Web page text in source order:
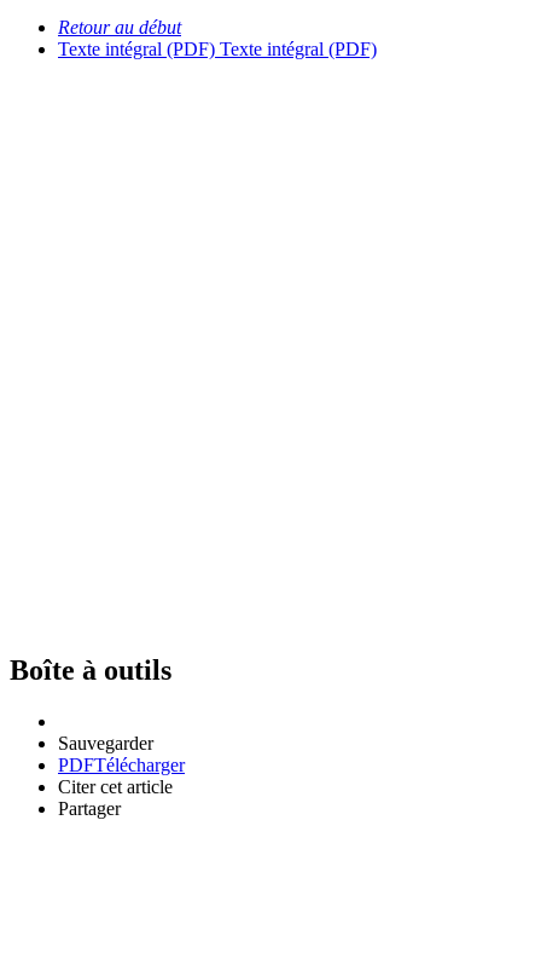
Retour au début
Texte intégral (PDF) Texte intégral (PDF)
Boîte à outils
Sauvegarder
PDFTélécharger
Citer cet article
Partager